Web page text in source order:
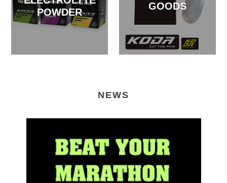
POWDER
GOODS
NEWS